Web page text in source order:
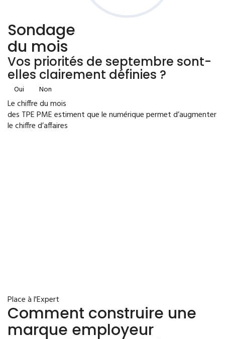
Sondage
du mois
Vos priorités de septembre sont-
elles clairement définies ?
Oui Non
Le chiffre du mois
des TPE PME estiment que le numérique permet d’augmenter
le chiffre d’affaires
Place à l'Expert
Comment construire une
marque employeur